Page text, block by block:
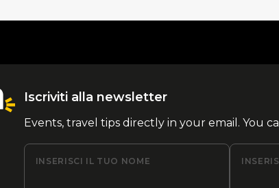
Iscriviti alla newsletter
Events, travel tips directly in your email. You
INSERISCI IL TUO NOME